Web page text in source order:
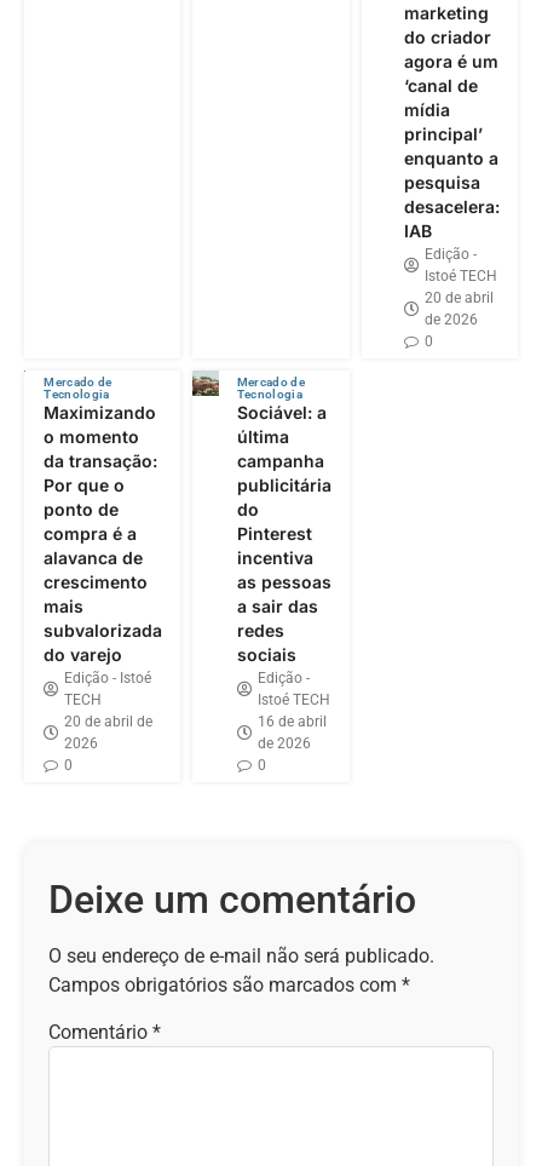
marketing
do criador
agora é um
‘canal de
mídia
principal’
enquanto a
pesquisa
desacelera:
IAB
Edição -
Istoé TECH
20 de abril
de 2026
0
Mercado de
Tecnologia
Maximizando
o momento
da transação:
Por que o
ponto de
compra é a
alavanca de
crescimento
mais
subvalorizada
do varejo
Edição - Istoé
TECH
20 de abril de
2026
0
Mercado de
Tecnologia
Sociável: a
última
campanha
publicitária
do
Pinterest
incentiva
as pessoas
a sair das
redes
sociais
Edição -
Istoé TECH
16 de abril
de 2026
0
Deixe um comentário
O seu endereço de e-mail não será publicado.
Campos obrigatórios são marcados com *
Comentário *